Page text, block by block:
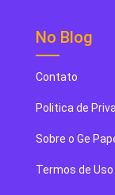
No Blog
Contato
Politica de
Sobre o Ge
Termos de Uso